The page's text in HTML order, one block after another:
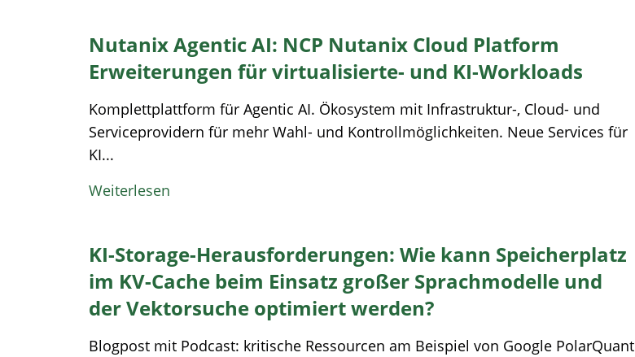
Nutanix Agentic AI: NCP Nutanix Cloud Platform
Erweiterungen für virtualisierte- und KI-Workloads
Komplettplattform für Agentic AI. Ökosystem mit Infrastruktur-, Cloud- und
Serviceprovidern für mehr Wahl- und Kontrollmöglichkeiten. Neue Services für
KI...
Weiterlesen
KI-Storage-Herausforderungen: Wie kann Speicherplatz
im KV-Cache beim Einsatz großer Sprachmodelle und
der Vektorsuche optimiert werden?
Blogpost mit Podcast: kritische Ressourcen am Beispiel von Google PolarQuant